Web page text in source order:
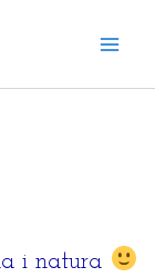
i natura